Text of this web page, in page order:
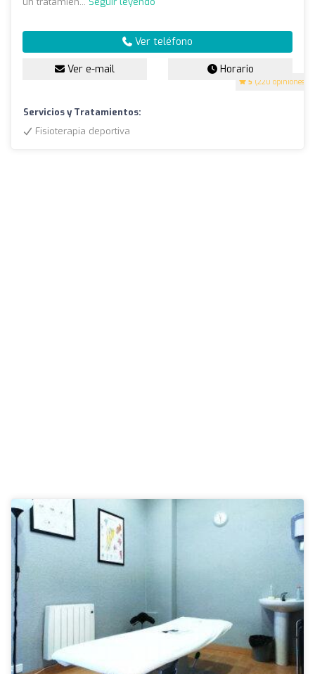
5 (220 opiniones)
Ver teléfono
Ver e-mail Horario
Servicios y Tratamientos:
Fisioterapia deportiva